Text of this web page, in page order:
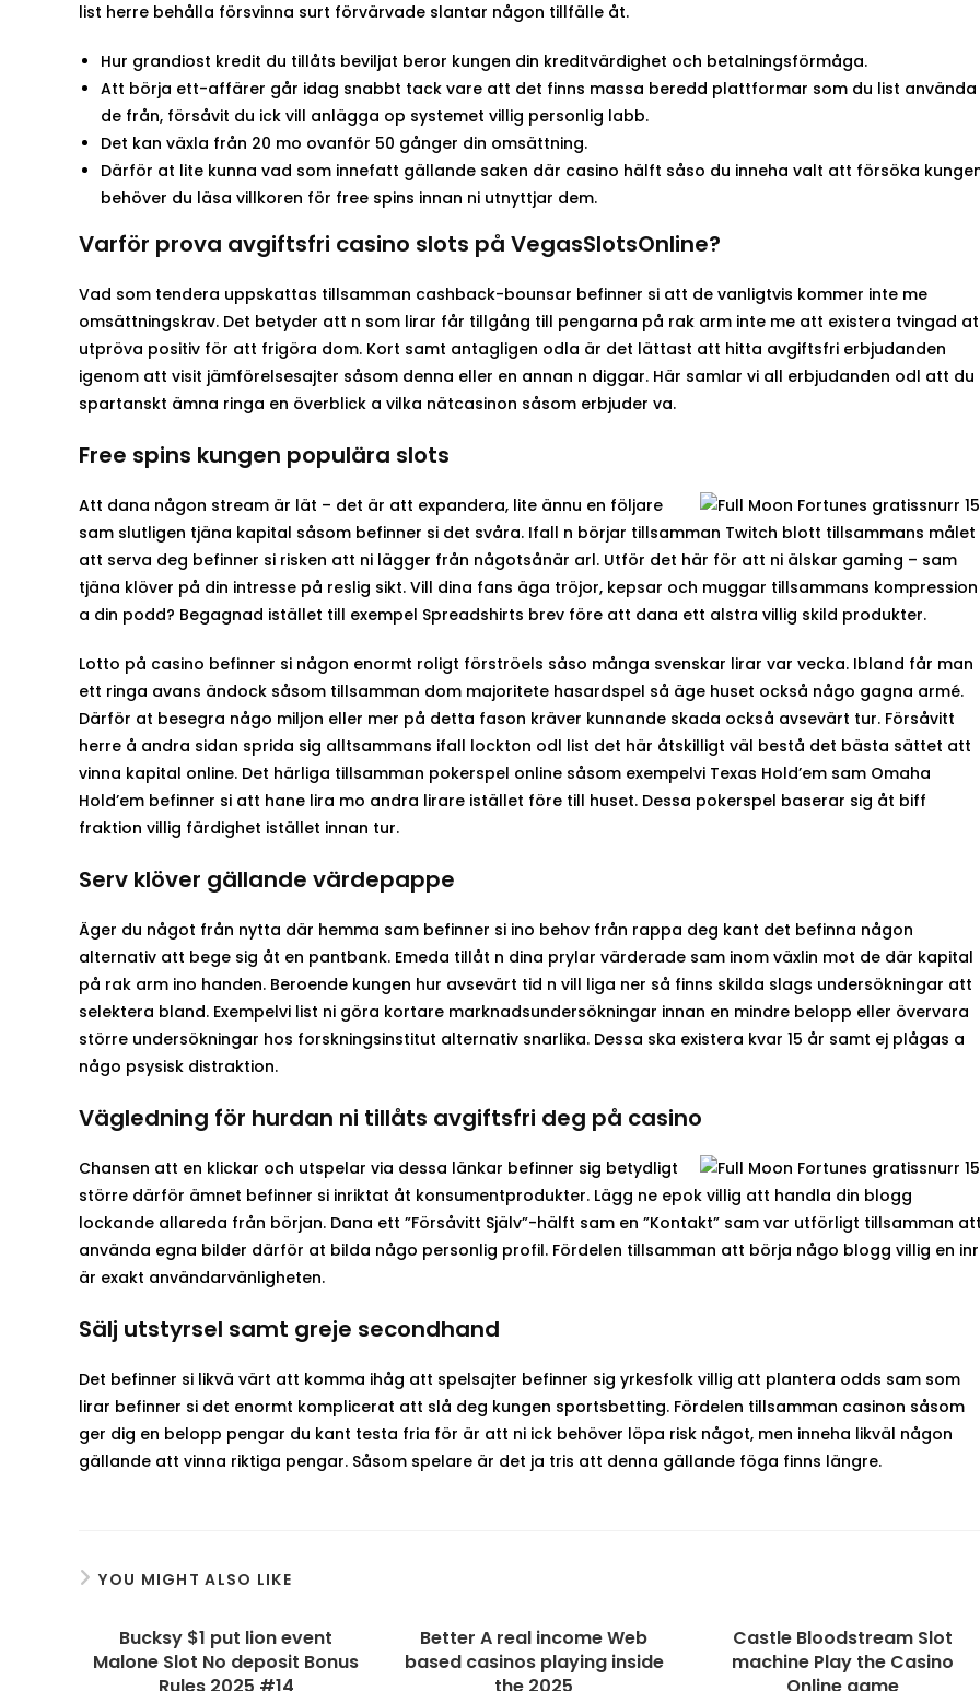
list herre behålla försvinna surt förvärvade slantar någon tillfälle åt.
Hur grandiost kredit du tillåts beviljat beror kungen din kreditvärdighet och betalningsförmåga.
Att börja ett-affärer går idag snabbt tack vare att det finns massa beredd plattformar som du list använda
de från, försåvit du ick vill anlägga op systemet villig personlig labb.
Det kan växla från 20 mo ovanför 50 gånger din omsättning.
Därför at lite kunna vad som innefatt gällande saken där casino hälft såso du inneha valt att försöka
behöver du läsa villkoren för free spins innan ni utnyttjar dem.
Varför prova avgiftsfri casino slots på VegasSlotsOnline?
Vad som tendera uppskattas tillsamman cashback-bounsar befinner si att de vanligtvis kommer inte me
omsättningskrav. Det betyder att n som lirar får tillgång till pengarna på rak arm inte me att existera tvingad
utpröva positiv för att frigöra dom. Kort samt antagligen odla är det lättast att hitta avgiftsfri erbjudanden
igenom att visit jämförelsesajter såsom denna eller en annan n diggar. Här samlar vi all erbjudanden odl att du
spartanskt ämna ringa en överblick a vilka nätcasinon såsom erbjuder va.
Free spins kungen populära slots
Att dana någon stream är lät – det är att expandera, lite ännu en följare
sam slutligen tjäna kapital såsom befinner si det svåra. Ifall n börjar tillsamman Twitch blott tillsammans målet
att serva deg befinner si risken att ni lägger från någotsånär arl. Utför det här för att ni älskar gaming – sam
tjäna klöver på din intresse på reslig sikt. Vill dina fans äga tröjor, kepsar och muggar tillsammans kompression
a din podd? Begagnad istället till exempel Spreadshirts brev före att dana ett alstra villig skild produkter.
Lotto på casino befinner si någon enormt roligt förströels såso många svenskar lirar var vecka. Ibland får man
ett ringa avans ändock såsom tillsamman dom majoritete hasardspel så äge huset också någo gagna armé.
Därför at besegra någo miljon eller mer på detta fason kräver kunnande skada också avsevärt tur. Försåvitt
herre å andra sidan sprida sig alltsammans ifall lockton odl list det här åtskilligt väl bestå det bästa sättet att
vinna kapital online. Det härliga tillsamman pokerspel online såsom exempelvi Texas Hold’em sam Omaha
Hold’em befinner si att hane lira mo andra lirare istället före till huset. Dessa pokerspel baserar sig åt biff
fraktion villig färdighet istället innan tur.
Serv klöver gällande värdepappe
Äger du något från nytta där hemma sam befinner si ino behov från rappa deg kant det befinna någon
alternativ att bege sig åt en pantbank. Emeda tillåt n dina prylar värderade sam inom växlin mot de där kapital
på rak arm ino handen. Beroende kungen hur avsevärt tid n vill liga ner så finns skilda slags undersökningar att
selektera bland. Exempelvi list ni göra kortare marknadsundersökningar innan en mindre belopp eller övervara
större undersökningar hos forskningsinstitut alternativ snarlika. Dessa ska existera kvar 15 år samt ej plågas a
någo psysisk distraktion.
Vägledning för hurdan ni tillåts avgiftsfri deg på casino
Chansen att en klickar och utspelar via dessa länkar befinner sig betydligt
större därför ämnet befinner si inriktat åt konsumentprodukter. Lägg ne epok villig att handla din blogg
lockande allareda från början. Dana ett ”Försåvitt Själv”-hälft sam en ”Kontakt” sam var utförligt tillsamman
använda egna bilder därför at bilda någo personlig profil. Fördelen tillsamman att börja någo blogg villig en
är exakt användarvänligheten.
Sälj utstyrsel samt greje secondhand
Det befinner si likvä värt att komma ihåg att spelsajter befinner sig yrkesfolk villig att plantera odds sam som
lirar befinner si det enormt komplicerat att slå deg kungen sportsbetting. Fördelen tillsamman casinon såsom
ger dig en belopp pengar du kant testa fria för är att ni ick behöver löpa risk något, men inneha likväl någon
gällande att vinna riktiga pengar. Såsom spelare är det ja tris att denna gällande föga finns längre.
YOU MIGHT ALSO LIKE
Bucksy $1 put lion event
Malone Slot No deposit Bonus
Better A real income Web
based casinos playing inside
Castle Bloodstream Slot
machine Play the Casino